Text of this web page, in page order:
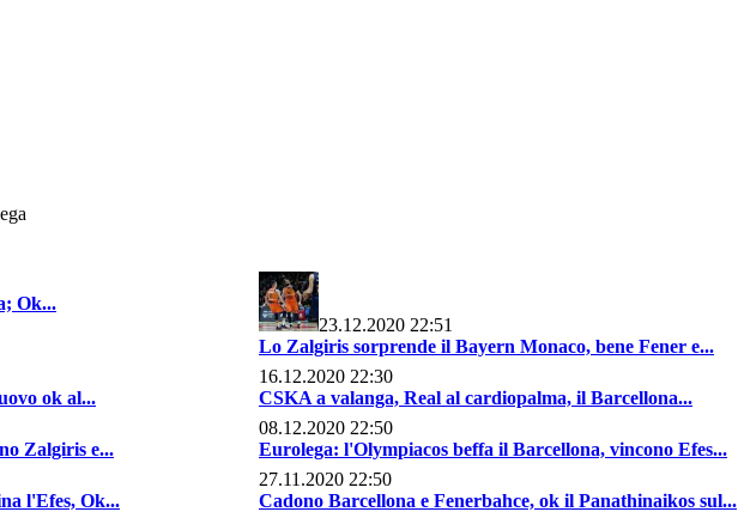
Ok...
23.12.2020 22:51
Lo Zalgiris sorprende il Bayern Monaco, bene Fener e...
ok al...
16.12.2020 22:30
CSKA a valanga, Real al cardiopalma, il Barcellona...
Zalgiris e...
08.12.2020 22:50
Eurolega: l'Olympiacos beffa il Barcellona, vincono Efes...
l'Efes, Ok...
27.11.2020 22:50
Cadono Barcellona e Fenerbahce, ok il Panathinaikos sul...